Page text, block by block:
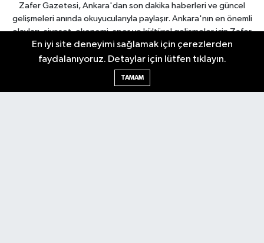
Zafer Gazetesi, Ankara'dan son dakika haberleri ve güncel
gelişmeleri anında okuyucularıyla paylaşır. Ankara'nın en önemli
olayları, siyaset, ekonomi, spor ve kültürel gelişmeler için Zafer
Gazetesi'ni takip edin. Başkentin güvendiği haber kaynağı.
En iyi site deneyimi sağlamak için çerezlerden
faydalanıyoruz. Detaylar için lütfen tıklayın.
TAMAM